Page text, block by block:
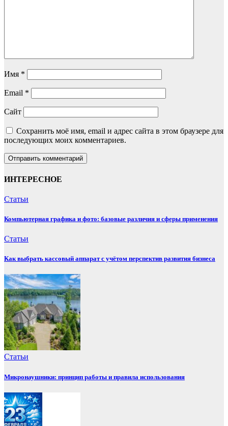
Имя *
Email *
Сайт
Сохранить моё имя, email и адрес сайта в этом браузере для
последующих моих комментариев.
ИНТЕРЕСНОЕ
Статьи
Компьютерная графика и фото: базовые различия и сферы применения
Статьи
Как выбрать кассовый аппарат с учётом перспектив развития бизнеса
Статьи
Микронаушники: принцип работы и правила использования